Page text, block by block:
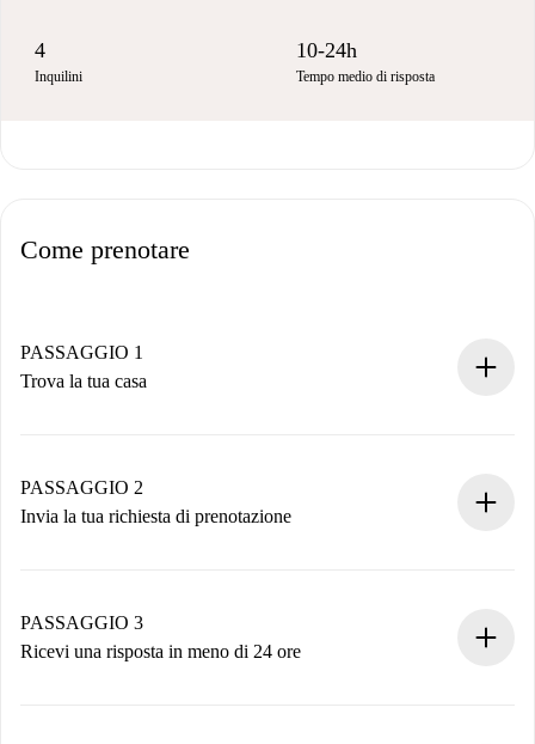
4
Inquilini
10-24h
Tempo medio di risposta
Come prenotare
PASSAGGIO 1
Trova la tua casa
Hai tutte le informazioni necessarie in anticipo.
PASSAGGIO 2
Invia la tua richiesta di prenotazione
non accetta.
PASSAGGIO 3
Ricevi una risposta in meno di 24 ore